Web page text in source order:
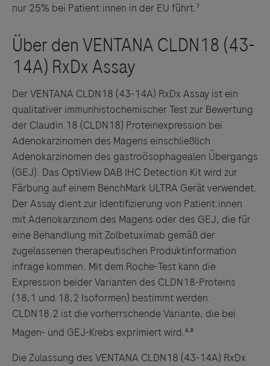
nur 25% bei Patient:innen in der EU führt.⁷
Der VENTANA CLDN18 (43-14A) RxDx Assay ist ein
qualitativer immunhistochemischer Test zur Bewertung
der Claudin 18 (CLDN18) Proteinexpression bei
Adenokarzinomen des Magens einschließlich
Adenokarzinomen des gastroösophagealen Übergangs
(GEJ). Das OptiView DAB IHC Detection Kit wird zur
Färbung auf einem BenchMark ULTRA Gerät verwendet.
Der Assay dient zur Identifizierung von Patient:innen
mit Adenokarzinom des Magens oder des GEJ, die für
eine Behandlung mit Zolbetuximab gemäß der
zugelassenen therapeutischen Produktinformation
infrage kommen. Mit dem Roche-Test kann die
Expression beider Varianten des CLDN18-Proteins
(18,1 und 18,2 Isoformen) bestimmt werden.
CLDN18.2 ist die vorherrschende Variante, die bei
Magen- und GEJ-Krebs exprimiert wird.⁴,⁸
Die Zulassung des VENTANA CLDN18 (43-14A) RxDx